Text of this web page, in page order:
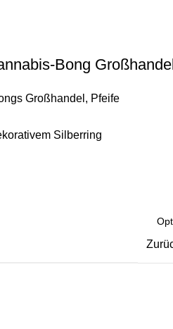
Bong Großhandel
Großhandel , Pfeife